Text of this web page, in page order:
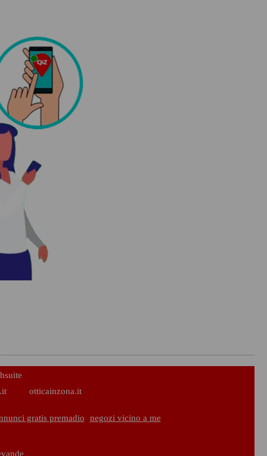
otticainzona.it
gratis premadio negozi vicino a me